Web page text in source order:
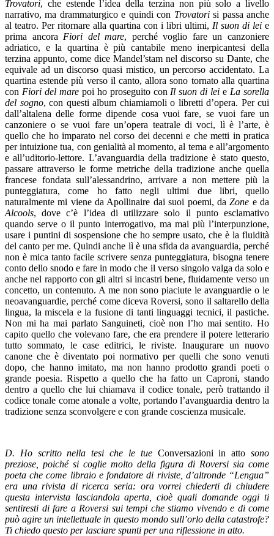
Trovatori, che estende l’idea della terzina non più solo a livello
narrativo, ma drammaturgico e quindi con Trovatorisi passa anche
al teatro. Per ritornare alla quartina con i libri ultimi, Il suon di lei e
prima ancora Fiori del mare, perché voglio fare un canzoniere
adriatico, e la quartina è più cantabile meno inerpicantesi della
terzina appunto, come dice Mandel’stam nel discorso su Dante, che
equivale ad un discorso quasi mistico, un percorso accidentato. La
quartina estende più verso il canto, allora sono tornato alla quartina
con Fiori del marepoi ho proseguito con Il suon di lei e La sorella
del sogno, con questi album chiamiamoli o libretti d’opera. Per cui
dall’altalena delle forme dipende cosa vuoi fare, se vuoi fare un
canzoniere o se vuoi fare un’opera teatrale di voci, lì è l’arte, è
quello che ho imparato nel corso dei decenni e che metti in pratica
per intuizione tua, con genialità al momento, al tema e all’argomento
e all’uditorio-lettore. L’avanguardia della tradizione è stato questo,
passare attraverso le forme metriche della tradizione anche quella
francese fondata sull’alessandrino, arrivare a non mettere più la
punteggiatura, come ho fatto negli ultimi due libri, quello
naturalmente mi viene da Apollinaire dai suoi poemi, daZone e da
Alcools, dove c’è l’idea di utilizzare solo il punto esclamativo
quando serve o il punto interrogativo, ma mai più l’interpunzione,
usare i puntini di sospensione che ho sempre usato, che è la fluidità
del canto per me. Quindi anche lì è una sfida da avanguardia, perché
non è mica tanto facile scrivere senza punteggiatura, bisogna tenere
conto dello snodo e fare in modo che il verso singolo valga da solo e
anche nel rapporto con gli altri si incastri bene, fluidamente verso un
concetto, un contenuto. A me non sono piaciute le avanguardie o le
neoavanguardie, perché come diceva Roversi, sono il saltarello della
lingua, la miscela e la fusione di tanti linguaggi tecnici, il pastiche.
Non mi ha mai parlato Sanguineti, cioè non l’ho mai sentito. Ho
capito quello che volevano fare, che era prendere il potere letterario
tutto sommato, le case editrici, le riviste. Inaugurare un nuovo
canone che è diventato poi normativo per quelli che sono venuti
dopo, che hanno imitato, ma non hanno prodotto grandi poeti o
grande poesia. Rispetto a quello che ha fatto un Caproni, stando
dentro a quello che lui chiamava il codice tonale, però trattando il
codice tonale come atonale a volte, portando l’avanguardia dentro la
tradizione senza sconvolgere e con grande coscienza musicale.
D. Ho scritto nella tesi che le tue Conversazioni in atto sono
preziose, poiché si coglie molto della figura di Roversi sia come
poeta che come libraio e fondatore di riviste, d’altronde “Lengua”
era una rivista di ricerca seria: ora vorrei chiederti di chiudere
questa intervista lasciandola aperta, cioè quali domande oggi ti
sentiresti di fare a Roversi sui tempi che stiamo vivendo e di come
può agire un intellettuale in questo mondo sull’orlo della catastrofe?
Ti chiedo questo per lasciare spunti per una riflessione in atto.